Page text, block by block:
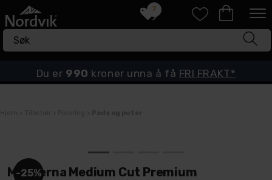
7
Du er 990 kroner unna å få FRI FRAKT*
25%
Menzerna Medium Cut Premium